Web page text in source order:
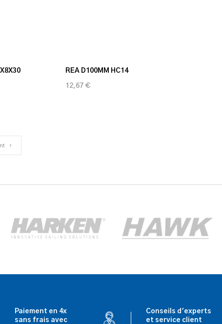
REA D100MM HC14
12,67 €
Paiement en 4x
sans frais avec
Conseils d'experts
et service client